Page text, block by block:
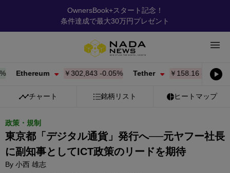
OwnersBook+スタート記念！
条件達成で最大30万円プレゼント
Ethereum ￥302,843-0.05% Tether ￥158.16-0.01%
チャート 銘柄リスト ヒートマップ
政策・規制
東京都「デジタル通貨」発行へ──元ヤフー社長
に副知事としてICT政策のリードを期待
By 小西 雄志